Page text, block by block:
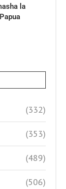
la
(332)
(353)
(489)
(506)